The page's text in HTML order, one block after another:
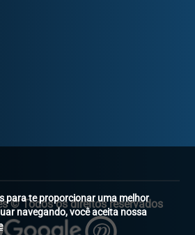
© Todos os direitos reservados
para te proporcionar uma melhor
navegando, você aceita nossa